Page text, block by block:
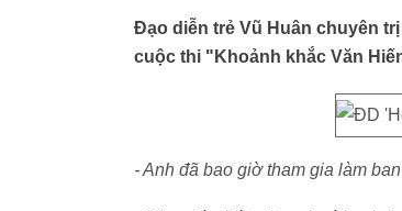
Đạo diễn trẻ Vũ Huân chuyên
cuộc thi "Khoảnh khắc Văn
- Anh đã bao giờ tham gia làm